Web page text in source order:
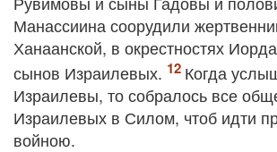
Манассиина соорудили
Ханаанской, в окрестностях
сынов Израилевых.
Когда
Израилевы, то собралось все
Израилевых в Силом, чтоб идти
войною.